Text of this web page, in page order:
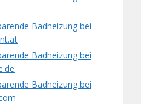
Badheizung bei
Badheizung bei
Badheizung bei